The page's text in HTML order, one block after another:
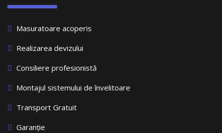
Masuratoare acoperis
Realizarea devizului
Consiliere profesionistă
Montajul sistemului de învelitoare
Transport Gratuit
Garanție